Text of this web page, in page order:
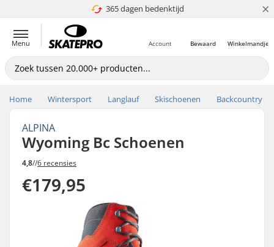
365 dagen bedenktijd
4.8 van 5 ×
Menu Winkelmandje
Bewaard
Account
Home Wintersport Langlauf Skischoenen Backcountry
ALPINA
Wyoming Bc Schoenen
4,8//6 recensies
€179,95